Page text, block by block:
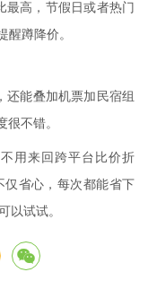
最高，节假日或者热门
蹲降价。
还能叠加机票加民宿组
不错。
用来回跨平台比价折
仅省心，每次都能省下
以试试。